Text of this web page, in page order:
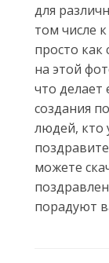
для
том числе
просто
на этой
что
создания
людей, кто
можете
порадуют